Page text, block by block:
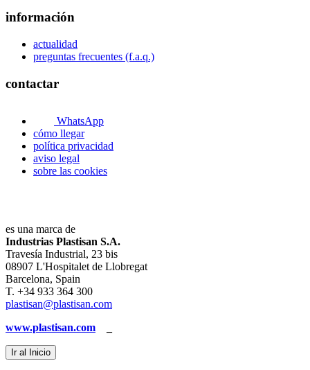
información
actualidad
preguntas frecuentes (f.a.q.)
contactar
WhatsApp
cómo llegar
política privacidad
aviso legal
sobre las cookies
es una marca de
Industrias Plastisan S.A.
Travesía Industrial, 23 bis
08907 L'Hospitalet de Llobregat
Barcelona, Spain
T. +34 933 364 300
plastisan@plastisan.com
www.plastisan.com
Ir al Inicio